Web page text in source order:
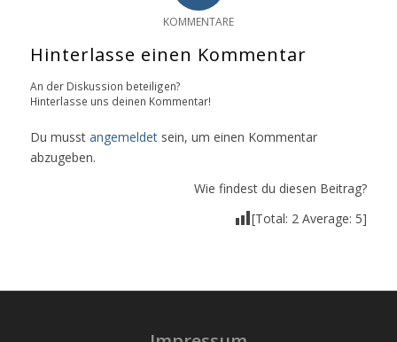
KOMMENTARE
Hinterlasse einen Kommentar
An der Diskussion beteiligen?
Hinterlasse uns deinen Kommentar!
Du musst angemeldetsein, um einen Kommentar
abzugeben.
Wie findest du diesen Beitrag?
[Total: 2 Average: 5]